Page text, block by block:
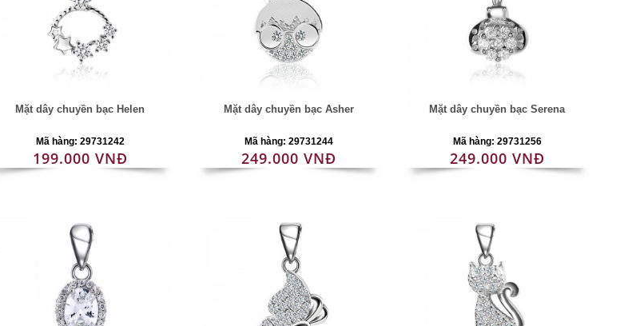
Mặt dây chuyền bạc Helen
Mã hàng: 29731242
199.000 VNĐ
Mặt dây chuyền bạc Asher
Mã hàng: 29731244
249.000 VNĐ
Mặt dây chuyền bạc Serena
Mã hàng: 29731256
249.000 VNĐ